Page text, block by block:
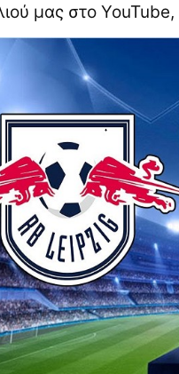
μας στο